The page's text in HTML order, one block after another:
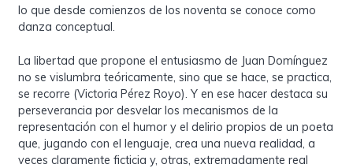
lo que desde comienzos de los noventa se conoce como
danza conceptual.
La libertad que propone el entusiasmo de Juan Domínguez
no se vislumbra teóricamente, sino que se hace, se practica,
se recorre (Victoria Pérez Royo). Y en ese hacer destaca su
perseverancia por desvelar los mecanismos de la
representación con el humor y el delirio propios de un poeta
que, jugando con el lenguaje, crea una nueva realidad, a
veces claramente ficticia y, otras, extremadamente real